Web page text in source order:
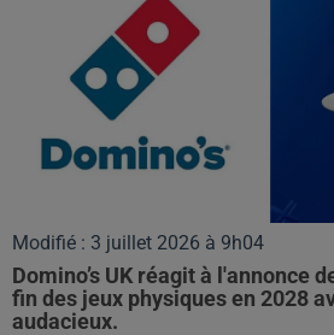
Modifié : 3 juillet 2026 à 9h04
Domino’s UK réagit à l'annonce
fin des jeux physiques en 2028
audacieux.